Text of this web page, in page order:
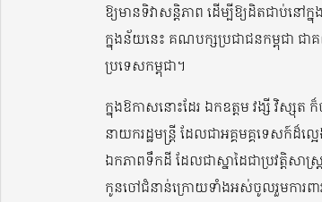
ឱ្យមានទិវាសន្តិភាព ដើម្បីឱ្យដិតជាប់នៅ
ក្នុងន័យនេះ គណបក្សប្រជាជនកម្ពុជា ជ
ប្រទេសកម្ពុជា។
ក្នុងឱកាសនោះដែរ ឯកឧត្តម វង្សី វិស្សុ
នាយករដ្ឋមន្ត្រី ដែលជាអគ្គមគ្គទេសក៍ដ៏
ឯកភាពទឹកដី ដែលជាស្នាដៃជាប្រវត្តិសា
កូនចៅជំនាន់ក្រោយទាំងអស់ចូលរួមការព